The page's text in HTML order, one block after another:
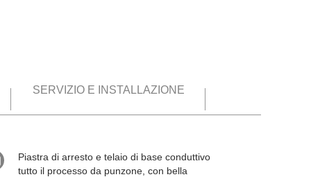
SERVIZIO E INSTALLAZIONE
Piastra di arresto e telaio di base conduttivo
tutto il processo da punzone, con bella